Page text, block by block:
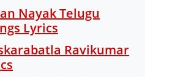
Nayak Telugu
Lyrics
Ravikumar